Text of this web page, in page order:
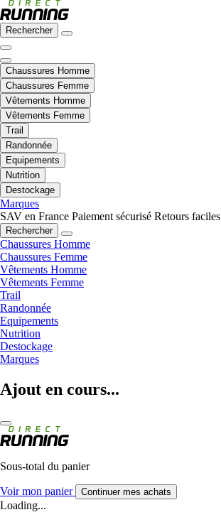
Rechercher
Chaussures Homme
Chaussures Femme
Vêtements Homme
Vêtements Femme
Trail
Randonnée
Equipements
Nutrition
Destockage
Marques
SAV en France Paiement sécurisé Retours faciles
Rechercher
Chaussures Homme
Chaussures Femme
Vêtements Homme
Vêtements Femme
Trail
Randonnée
Equipements
Nutrition
Destockage
Marques
Ajout en cours...
Sous-total du panier
Voir mon panier Continuer mes achats
Loading...